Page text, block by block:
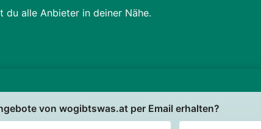
von wogibtswas.at per Email erhalten?
du alle Anbieter in deiner Nähe.